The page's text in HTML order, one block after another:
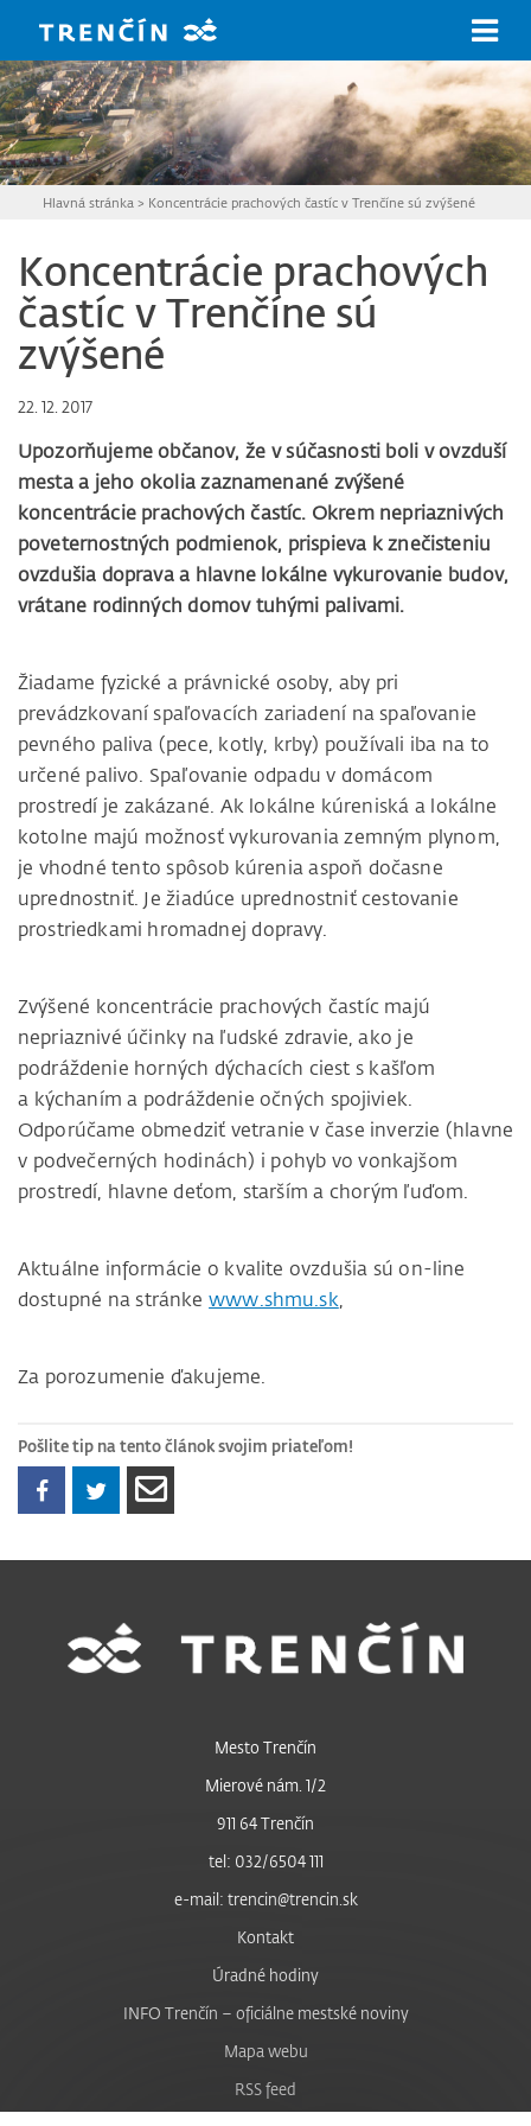
Hlavná stránka > Koncentrácie prachových častíc v Trenčíne sú zvýšené
Koncentrácie prachových
častíc v Trenčíne sú
zvýšené
22. 12. 2017
Upozorňujeme občanov, že v súčasnosti boli v ovzduší
mesta a jeho okolia zaznamenané zvýšené
koncentrácie prachových častíc. Okrem nepriaznivých
poveternostných podmienok, prispieva k znečisteniu
ovzdušia doprava a hlavne lokálne vykurovanie budov,
vrátane rodinných domov tuhými palivami.
Žiadame fyzické a právnické osoby, aby pri
prevádzkovaní spaľovacích zariadení na spaľovanie
pevného paliva (pece, kotly, krby) používali iba na to
určené palivo. Spaľovanie odpadu v domácom
prostredí je zakázané. Ak lokálne kúreniská a lokálne
kotolne majú možnosť vykurovania zemným plynom,
je vhodné tento spôsob kúrenia aspoň dočasne
uprednostniť. Je žiadúce uprednostniť cestovanie
prostriedkami hromadnej dopravy.
Zvýšené koncentrácie prachových častíc majú
nepriaznivé účinky na ľudské zdravie, ako je
podráždenie horných dýchacích ciest s kašľom
a kýchaním a podráždenie očných spojiviek.
Odporúčame obmedziť vetranie v čase inverzie (hlavne
v podvečerných hodinách) i pohyb vo vonkajšom
prostredí, hlavne deťom, starším a chorým ľuďom.
Aktuálne informácie o kvalite ovzdušia sú on-line
dostupné na stránkewww.shmu.sk,
Za porozumenie ďakujeme.
Pošlite tip na tento článok svojim priateľom!
Mesto Trenčín
Mierové nám. 1/2
911 64 Trenčín
tel: 032/6504 111
e-mail: trencin@trencin.sk
Kontakt
Úradné hodiny
INFO Trenčín – oficiálne mestské noviny
Mapa webu
RSS feed